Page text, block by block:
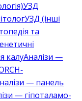
УЗД
УЗД (інші
та
калуАналізи —
— панель
— гіпоталамо-